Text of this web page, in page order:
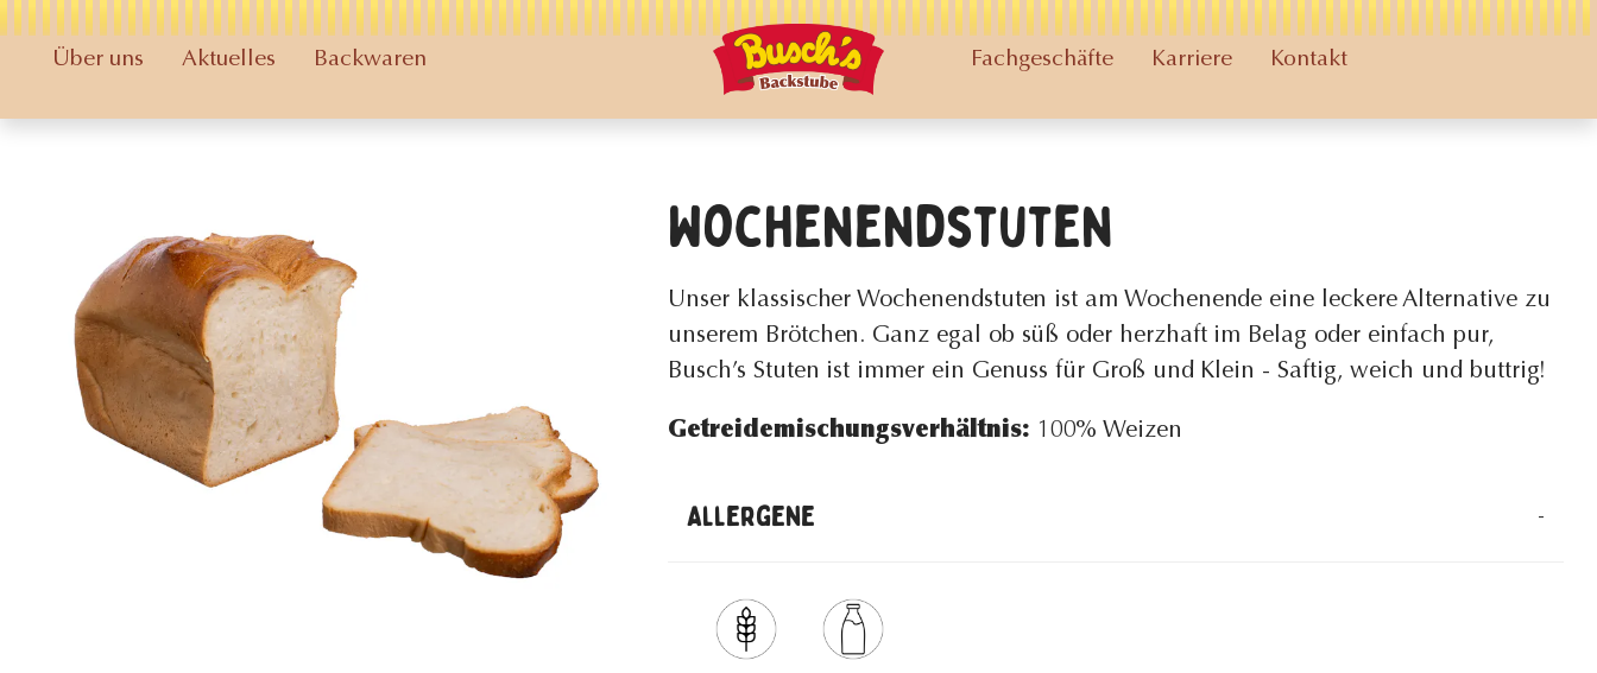
Über uns Aktuelles Backwaren Fachgeschäfte Karriere Kontakt
Wochenendstuten
Unser klassischer Wochenendstuten ist am Wochenende eine leckere Alternative zu
unserem Brötchen. Ganz egal ob süß oder herzhaft im Belag oder einfach pur,
Busch’s Stuten ist immer ein Genuss für Groß und Klein - Saftig, weich und buttrig!
Getreidemischungsverhältnis: 100% Weizen
Allergene -